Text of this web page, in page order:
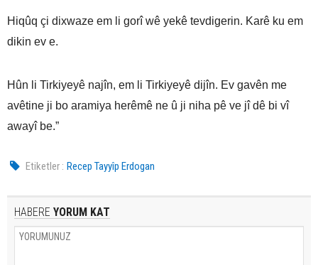
Hiqûq çi dixwaze em li gorî wê yekê tevdigerin. Karê ku em
dikin ev e.
Hûn li Tirkiyeyê najîn, em li Tirkiyeyê dijîn. Ev gavên me
avêtine ji bo aramiya herêmê ne û ji niha pê ve jî dê bi vî
awayî be.”
Etiketler : Recep Tayyîp Erdogan
HABERE YORUM KAT